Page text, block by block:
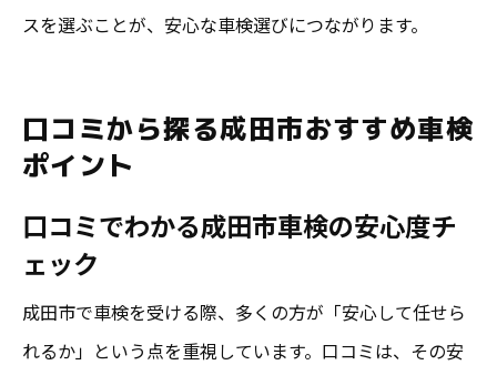
スを選ぶことが、安心な車検選びにつながります。
口コミから探る成田市おすすめ車検
ポイント
口コミでわかる成田市車検の安心度チ
ェック
成田市で車検を受ける際、多くの方が「安心して任せら
れるか」という点を重視しています。口コミは、その安